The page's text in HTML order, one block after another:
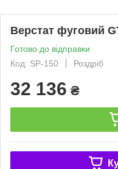
Верстат фуговий
Готово до відправки
Код: SP-150
Роздріб
32 136 ₴